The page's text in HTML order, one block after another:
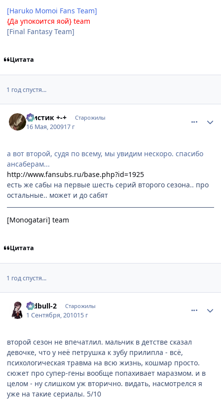
[Haruko Momoi Fans Team]
{Да упокоится яой} team
[Final Fantasy Team]
Цитата
1 год спустя...
Мистик +-+ Старожилы
16 Мая, 200917 г
а вот второй, судя по всему, мы увидим нескоро. спасибо
ансаберам...
http://www.fansubs.ru/base.php?id=1925
есть же сабы на первые шесть серий второго сезона.. про
остальные.. может и до сабят
[Monogatari] team
Цитата
1 год спустя...
redbull-2 Старожилы
1 Сентября, 201015 г
второй сезон не впечатлил. мальчик в детстве сказал
девочке, что у неё петрушка к зубу прилипла - всё,
психологическая травма на всю жизнь, кошмар просто.
сюжет про супер-гены вообще попахивает маразмом. и в
целом - ну слишком уж вторично. видать, насмотрелся я
уже на такие сериалы. 5/10